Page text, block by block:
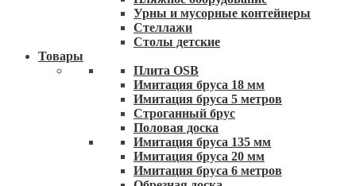
Урны и мусорные контейнеры
Стеллажи
Столы детские
Товары
Плита OSB
Имитация бруса 18 мм
Имитация бруса 5 метров
Строганный брус
Половая доска
Имитация бруса 135 мм
Имитация бруса 20 мм
Имитация бруса 6 метров